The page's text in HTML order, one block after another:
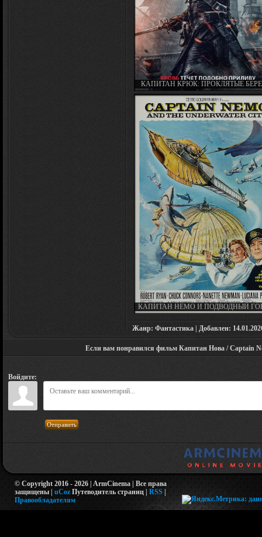
КАПИТАН КРЮК: ПРОКЛЯТЫЕ
CAPTAIN HOOK: THE CURSED TIDES
КАПИТАН НЕМО И ПОДВОДНЫЙ
CAPTAIN NEMO AND THE
CITY (1969)
Жанр: Фантастика | Добавлен:
Если вам понравился фильм Капитан Нова / Captain
Войдите:
Отправить
© Copyright 2016 - 2026 | ArmCinema | Все права
защищены | uCoz Путеводитель страниц | RSS |
Правообладателям